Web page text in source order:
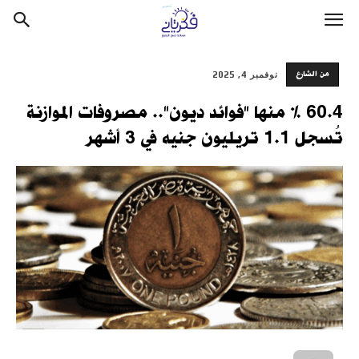
من الشارع نوفمبر 4, 2025
60.4 % منها "فوائد ديون".. مصروفات الموازنة
تُسجل 1.1 تريليون جنيه في 3 أشهر